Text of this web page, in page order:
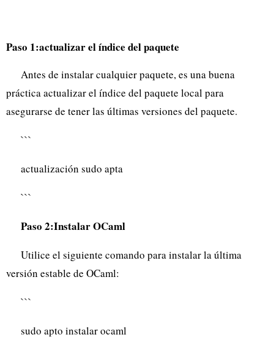
Paso 1:actualizar el índice del paquete
Antes de instalar cualquier paquete, es una buena
práctica actualizar el índice del paquete local para
asegurarse de tener las últimas versiones del paquete.
```
actualización sudo apta
```
Paso 2:Instalar OCaml
Utilice el siguiente comando para instalar la última
versión estable de OCaml:
```
sudo apto instalar ocaml